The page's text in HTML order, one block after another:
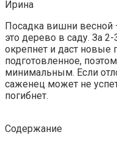
Ирина
Посадка вишни весной
это дерево в саду. За
окрепнет и даст новые
подготовленное,
минимальным. Если
саженец может не
погибнет.
Содержание